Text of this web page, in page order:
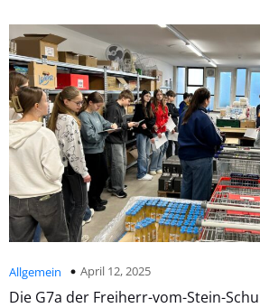
Allgemein April 12, 2025
Die G7a der Freiherr-vom-Stein-